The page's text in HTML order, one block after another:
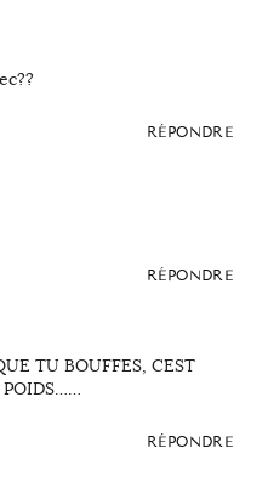
RÉPONDRE
RÉPONDRE
TU BOUFFES, CEST
POIDS……
RÉPONDRE